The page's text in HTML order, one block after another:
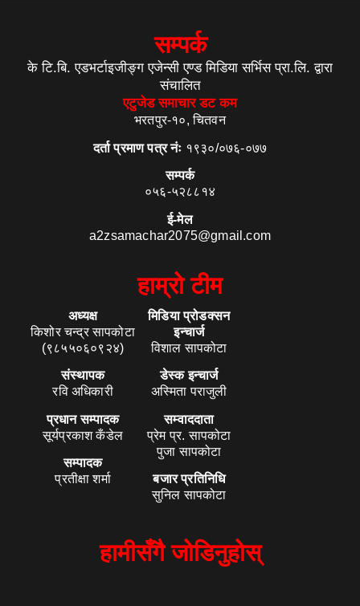
सम्पर्क
के टि.बि. एडभर्टाइजीङ्ग एजेन्सी एण्ड मिडिया सर्भिस प्रा.लि. द्वारा
संचालित
एटुजेड समाचार डट कम
भरतपुर-१०, चितवन
दर्ता प्रमाण पत्र नंः १९३०/०७६-०७७
सम्पर्क
०५६-५२८८१४
ई-मेल
a2zsamachar2075@gmail.com
हाम्रो टीम
अध्यक्ष
किशोर चन्द्र सापकोटा
(९८५५०६०९२४)
संस्थापक
रवि अधिकारी
प्रधान सम्पादक
सूर्यप्रकाश कँडेल
सम्पादक
प्रतीक्षा शर्मा
मिडिया प्रोडक्सन
इन्चार्ज
विशाल सापकोटा
डेस्क इन्चार्ज
अस्मिता पराजुली
सम्वाददाता
प्रेम प्र. सापकोटा
पुजा सापकोटा
बजार प्रतिनिधि
सुनिल सापकोटा
हामीसँगै जोडिनुहोस्